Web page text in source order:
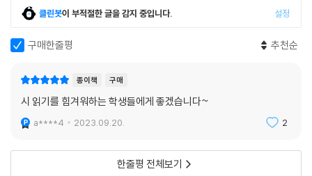
클린봇이 부적절한 글을 감지 중입니다. 설정
구매한줄평 추천순
종이책 구매
시 읽기를 힘겨워하는 학생들에게 좋겠습니다~
a****4 2023.09.20. 2
한줄평 전체보기